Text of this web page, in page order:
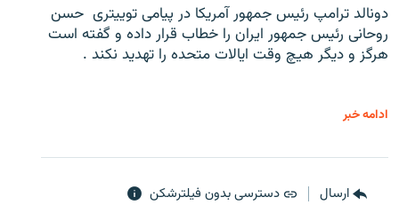
دونالد ترامپ رئیس جمهور آمریکا در پیامی توییتری ‌ حسن
روحانی رئیس جمهور ایران را خطاب قرار داده و گفته است
هرگز و دیگر هیچ وقت ایالات متحده را تهدید نکند .
ادامه خبر
ارسال دسترسی بدون فیلترشکن